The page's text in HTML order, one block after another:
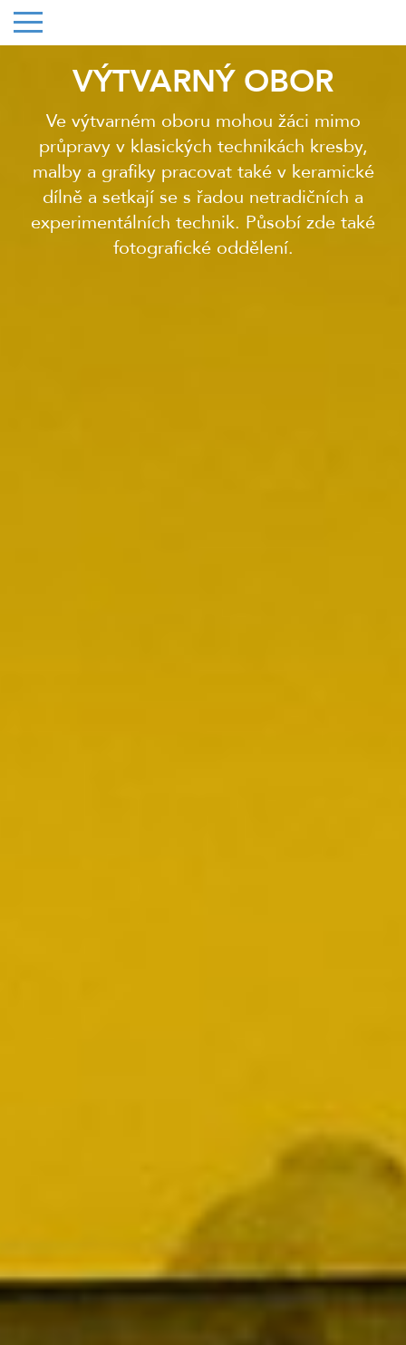
VÝTVARNÝ OBOR
Ve výtvarném oboru mohou žáci mimo
průpravy v klasických technikách kresby,
malby a grafiky pracovat také v keramické
dílně a setkají se s řadou netradičních a
experimentálních technik. Působí zde také
fotografické oddělení.